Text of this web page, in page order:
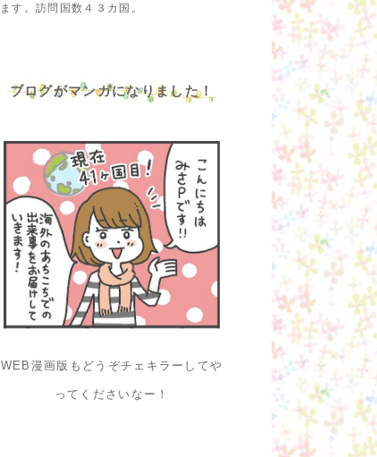
ます。訪問国数４３カ国。
ブログがマンガになりました！
WEB漫画版もどうぞチェキラーしてや
ってくださいなー！